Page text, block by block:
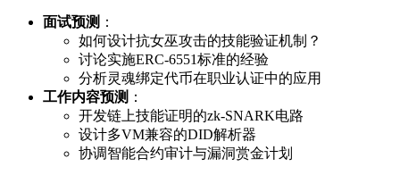
面试预测 ：
如何设计抗女巫攻击的技能验证机制？
讨论实施ERC-6551标准的经验
分析灵魂绑定代币在职业认证中的应用
工作内容预测 ：
开发链上技能证明的zk-SNARK电路
设计多VM兼容的DID解析器
协调智能合约审计与漏洞赏金计划